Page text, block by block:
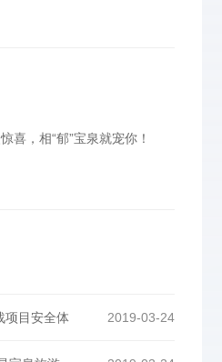
喜，相“郁”宝泉就宠你！
2019-03-24
项目安全体